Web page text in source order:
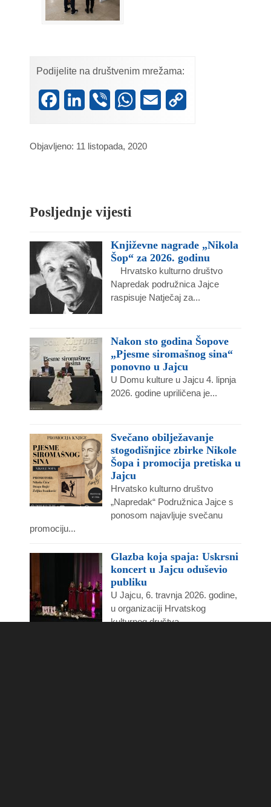
Podijelite na društvenim mrežama:
FacebookLinkedInViber WhatsApp
Email
Objavljeno: 11 listopada, 2020
Posljednje vijesti
Književne nagrade „Nikola
Šop“ za 2026. godinu
Hrvatsko kulturno društvo
Napredak podružnica Jajce
raspisuje Natječaj za...
Nakon sto godina Šopove
„Pjesme siromašnog sina“
ponovno u Jajcu
U Domu kulture u Jajcu 4. lipnja
2026. godine upriličena je...
Svečano obilježavanje
stogodišnjice zbirke Nikole
Šopa i promocija pretiska u
Jajcu
Hrvatsko kulturno društvo
„Napredak“ Podružnica Jajce s
ponosom najavljuje svečanu
promociju...
Glazba koja spaja: Uskrsni
koncert u Jajcu oduševio
publiku
U Jajcu, 6. travnja 2026. godine,
u organizaciji Hrvatskog
kulturnog društva...